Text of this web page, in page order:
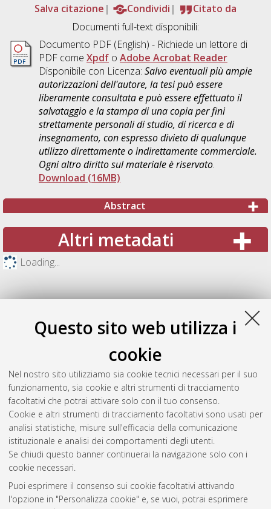
Questo sito web utilizza i
cookie
Nel nostro sito utilizziamo sia cookie tecnici necessari per il suo
funzionamento, sia cookie e altri strumenti di tracciamento
facoltativi che potrai attivare solo con il tuo consenso.
Cookie e altri strumenti di tracciamento facoltativi sono usati per
analisi statistiche, misure sull'efficacia della comunicazione
istituzionale e analisi dei comportamenti degli utenti.
Se chiudi questo banner continuerai la navigazione solo con i
cookie necessari.
Puoi esprimere il consenso sui cookie facoltativi attivando
l'opzione in "Personalizza cookie" e, se vuoi, potrai esprimere
Salva citazione
Condividi
Citato da
Documenti full-text disponibili:
Documento PDF(English) - Richiede un lettore di
PDF come Xpdfo Adobe Acrobat Reader
Disponibile con Licenza: Salvo eventuali più ampie
autorizzazioni dell'autore, la tesi può essere
liberamente consultata e può essere effettuato il
salvataggio e la stampa di una copia per fini
strettamente personali di studio, di ricerca e di
insegnamento, con espresso divieto di qualunque
utilizzo direttamente o indirettamente commerciale.
Ogni altro diritto sul materiale è riservato.
Download (16MB)
Abstract
Altri metadati
Loading...
Gestione del documento:
Atom
Rss 1.0